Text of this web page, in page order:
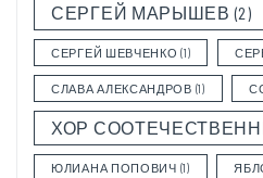
СЕРГЕЙ МАРЫШЕВ (2)
СЕРГЕЙ ШЕВЧЕНКО (1)
СЛАВА АЛЕКСАНДРОВ (1)
ХОР
ЮЛИАНА ПОПОВИЧ (1)